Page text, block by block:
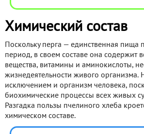
Химический состав
Поскольку перга — единственная пища
период, в своем составе она содержит
вещества, витамины и аминокислоты,
жизнедеятельности живого организма.
исключением и организм человека,
биохимические процессы всех живых
Разгадка пользы пчелиного хлеба
химическом составе.